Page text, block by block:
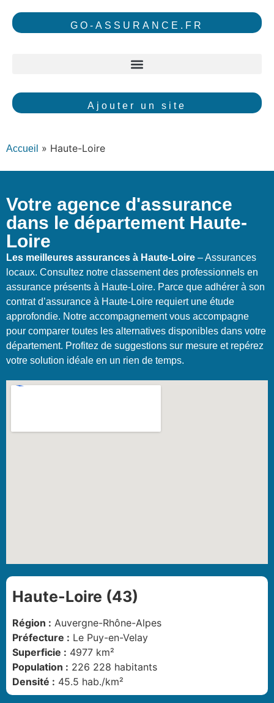
GO-ASSURANCE.FR
Ajouter un site
Accueil » Haute-Loire
Votre agence d'assurance
dans le département Haute-
Loire
Les meilleures assurances à Haute-Loire – Assurances
locaux. Consultez notre classement des professionnels en
assurance présents à Haute-Loire. Parce que adhérer à son
contrat d’assurance à Haute-Loire requiert une étude
approfondie. Notre accompagnement vous accompagne
pour comparer toutes les alternatives disponibles dans votre
département. Profitez de suggestions sur mesure et repérez
votre solution idéale en un rien de temps.
Haute-Loire (43)
Région : Auvergne-Rhône-Alpes
Préfecture : Le Puy-en-Velay
Superficie : 4977 km²
Population : 226 228 habitants
Densité : 45.5 hab./km²